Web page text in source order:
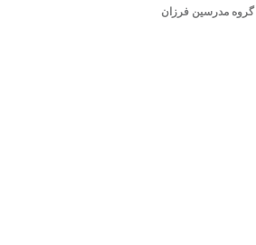
گروه مدرسین فرزان